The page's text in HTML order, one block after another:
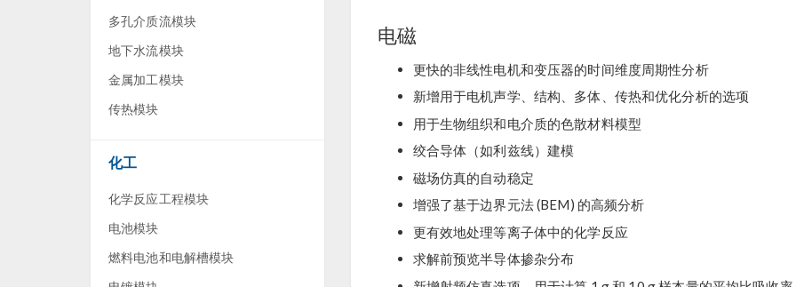
多孔介质流模块
地下水流模块
金属加工模块
传热模块
化工
化学反应工程模块
电池模块
燃料电池和电解槽模块
电磁
更快的非线性电机和变压器的时间维度周期性分析
新增用于电机声学、结构、多体、传热和优化分析的选项
用于生物组织和电介质的色散材料模型
绞合导体（如利兹线）建模
磁场仿真的自动稳定
增强了基于边界元法 (BEM) 的高频分析
更有效地处理等离子体中的化学反应
求解前预览半导体掺杂分布